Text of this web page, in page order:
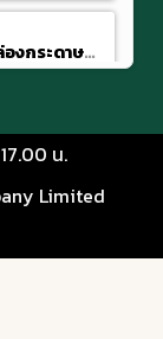
Balance Packing โรงงานผลิตกล่องกระดาษลูกฟูก พุทธมณฑลสาย 4
กรูปแบบ
องบรรจุ
น.
Limited